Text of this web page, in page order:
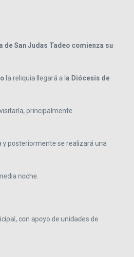
de San Judas Tadeo comienza su
la reliquia llegará a l a Diócesis de
principalmente
y posteriormente se realizará una
noche.
con apoyo de unidades de